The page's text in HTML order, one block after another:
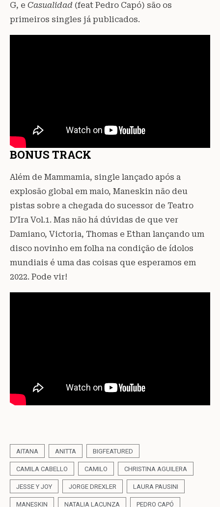
G, e Casualidad (feat Pedro Capó) são os
primeiros singles já publicados.
BONUS TRACK
Além de Mammamia, single lançado após a
explosão global em maio, Maneskin não deu
pistas sobre a chegada do sucessor de Teatro
D’Ira Vol.1. Mas não há dúvidas de que ver
Damiano, Victoria, Thomas e Ethan lançando um
disco novinho em folha na condição de ídolos
mundiais é uma das coisas que esperamos em
2022. Pode vir!
AITANA ANITTA BIGFEATURED
CAMILA CABELLO CAMILO CHRISTINA AGUILERA
JESSE Y JOY JORGE DREXLER LAURA PAUSINI
MANESKIN NATALIA LACUNZA PEDRO CAPÓ